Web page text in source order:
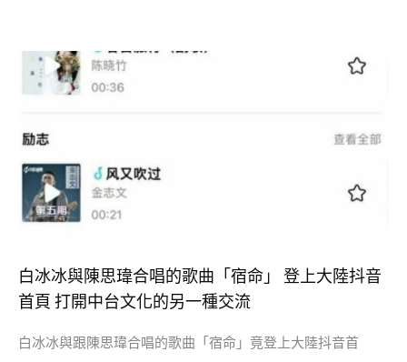
白冰冰與陳思瑋合唱的歌曲「宿命」 登上大陸抖音
首頁 打開中台文化的另一種交流
白冰冰與跟陳思瑋合唱的歌曲「宿命」竟登上大陸抖音首